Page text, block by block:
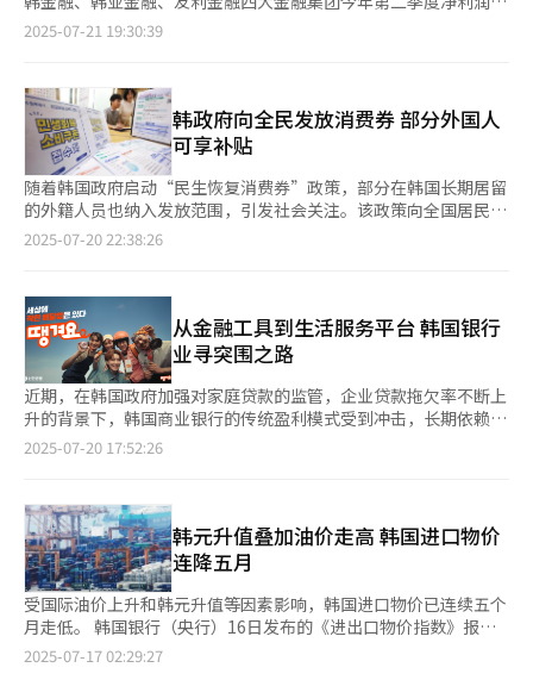
盈余，尤其是收入排名上游10%的第10分位家庭盈余为531万韩
元，同比增长11.7%。第8和第9分位家庭盈余分别为191.5万韩元
院经济研究室长金光锡（音）称，持续的高通胀和高利率导致内需
疲软，弱势群体首当其冲遭重创。由于低收入家庭刚需消费占比
高，难以缩减开支，收入不稳定性值得有关部门重视。
交通部发布的航空统计数据，今年第二季度航空旅客总量达到
3780.1618万人次，同比增长1.2%。其中，低成本航空客流量为
务航空（FSC）则实现超过3%的客流增长。从上半年整体表现来
看，全服务航空旅客运输量同比增长3.8%，低成本航空则下滑
5.4%。尽管航空客运市场总量保持微幅增长，但低成本航空的客
源正向传统全服务航空转移。 低成本航空盈利能力同样堪忧。由
于在机型配置、航线和服务水平等方面缺乏显著差异化优势，低成
本航空不得不主要依靠价格竞争来吸引客源。据金融数据分析机构
FnGuide预测，济州航空今年预计将出现407亿韩元（约合人民币
2.2亿元）的营业亏损；真航空虽然仍保持盈利，但营业利润预计
年的123亿韩元扩大至478亿韩元；釜山航空营业利润也将同比下
降35.1%，为950亿韩元。 专家分析指出，当前市场趋势并非短期
波动，而是行业结构性调整的体现。除受务安机场事故影响外，随
着国民生活水平提升，消费者对航空安全和服务品质的需求日益增
强，价格因素的相对重要性正在下降。业内人士认为，仅依靠传统
的低成本运营模式已难以为继，这促使整个行业加速转型升级。如
今，各低成本航空不再单纯依赖价格优势，而是积极投资于机队扩
充、航线优化和服务品质提升，努力突破对日韩等短程国际市场的
键。目前低成本航空业整体财务状况仍不稳定，尚未完全摆脱疫情
冲击。在此背景下，若为争夺市场份额而进行过度投资，可能将面
临更大的经营风险。一位业内人士表示：“低成本航空之间的生存
竞争已进入关键阶段。在多重不利因素叠加的情况下，若战略应对
失当，部分企业可能难以维持未来两三年的正常运营。”
计为5.1118万亿韩元（约合人民币263.6亿元），同比下降1.1%。
行整体业绩表现依然相对稳健。 从各集团来看，KB金融集团今年
第二季度净利润预计为1.6413万亿韩元，同比下降4.1%；友利金
融集团预计为8784亿韩元，同比下降8.6%。相比之下，新韩金融
集团预计实现净利润1.47万亿韩元，同比增长1.3%；韩亚金融集
团预计为1.1221万亿韩元，同比增长7%。 分析指出，韩亚金融集
团业绩表现亮眼，主要得益于信用卡、证券经纪、融资租赁等业务
保持稳健增长态势，同时受益于韩元升值带来的汇兑收益。 值得
关注的是，尽管今年二季度业绩略有回落，但四大金融集团全年净
今年全年净利润预计将从去年的5.0286万亿韩元增至5.6152万亿韩
元，同比增长11.7%；新韩金融集团预计将从4.5582万亿韩元增至
5.0845万亿韩元，同比增长11.5%；韩亚金融集团预计将从3.7685
万亿韩元增至4.0158万亿韩元，同比增长6.6%。 然而，友利金融
集团因近期收购了东洋人寿与ABL人寿，而一次性费用增加，今年
全年净利润预计将从去年的3.1715万亿韩元降至3.1095万亿韩元。
尽管韩国政府持续加强家庭贷款监管，但各大证券公司对主要金融
集团的全年业绩前景仍持乐观态度。这反映出各集团正积极拓展非
战。 另外，四大金融集团将于本周内陆续发布今年第二季度财
报。其中，KB金融集团将于24日率先发布财报，新韩金融、韩亚
金融和友利金融集团则将于25日依次发布。
2025-07-21 19:30:39
韩政府向全民发放消费券 部分外国人
可享补贴
随着韩国政府启动“民生恢复消费券”政策，部分在韩国长期居留
的外籍人员也纳入发放范围，引发社会关注。该政策向全国居民发
放15万至55万韩元（约合人民币773元至2834元）不等的消费补
阶段：第一阶段为21日至9月12日，全国居民均可申请；第二阶段
将于9月22日开始，面向收入排名后90%的群体受理申请。 部分持
有合法长期居留资格的外籍人员也可申请消费券。具体包括登记在
韩国居民登记簿上且已加入健康保险或医疗保险的外籍人员，以及
加入健康保险或医疗保险的永居权者（F-5签证）、结婚移民者
（F-6签证）和获得认可的难民（F-2-4签证）。 根据韩国法务部
出入境外国人政策本部统计，截至今年5月，持有永居权的外籍人
员为15.4038万人、结婚移民者为18.4165万人、获认可的难民者
范围的外籍人员约为35.8万人。政府已向各地方政府分发包含英文
说明的指南，便于外籍人员了解申请流程及使用范围。” 对于该
政策，有观点认为适用对象范围仍需进一步扩大。济州汉拿大学特
聘教授金道均（音）指出：“虽然相比新冠疫情期间的紧急灾难补
助，本次补贴政策扩大了外籍人员的适用范围，但仍有些部分不够
完善。既然该政策目的是激活地方经济，就应将缴纳居民税的外籍
人员也纳入补贴对象。”
2025-07-20 22:38:26
从金融工具到生活服务平台 韩国银行
业寻突围之路
近期，在韩国政府加强对家庭贷款的监管，企业贷款拖欠率不断上
升的背景下，韩国商业银行的传统盈利模式受到冲击，长期依赖存
贷利差的银行业经营模式正面临挑战。面对这一挑战，银行业正积
军“虚拟运营商”（MVNO）市场、推出廉价手机服务，成为典型
案例。与韩国主流移动通信公司的套餐相比，资费低廉，同时没有
规定合约时间，解约时不需要支付违约金。目前，KB国民银行和
友利银行两家银行提供廉价手机服务。 2019年12月，KB国民银行
率先推出旗下低廉手机品牌“KB Liiv M”，成为首家涉足通信服
务的银行。同年4月，该服务被韩国金融委员会指定为创新金融服
务。去年4月，韩国政府进一步将低廉手机服务正式纳入银行附属
业务范围，为金融与通信融合的商业模式提供制度保障。 KB国民
2025-07-20 17:52:26
韩元升值叠加油价走高 韩国进口物价
连降五月
受国际油价上升和韩元升值等因素影响，韩国进口物价已连续五个
月走低。 韩国银行（央行）16日发布的《进出口物价指数》报告
显示，今年6月韩国进口物价指数为133.86（2020年=100），较5
2025-07-17 02:29:27